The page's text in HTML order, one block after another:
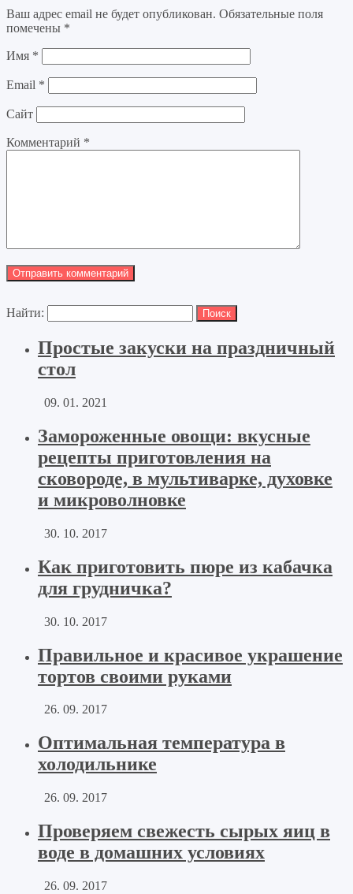
Ваш адрес email не будет опубликован. Обязательные поля
помечены *
Имя *
Email *
Сайт
Комментарий *
Найти:
Простые закуски на праздничный
стол
09. 01. 2021
Замороженные овощи: вкусные
рецепты приготовления на
сковороде, в мультиварке, духовке
и микроволновке
30. 10. 2017
Как приготовить пюре из кабачка
для грудничка?
30. 10. 2017
Правильное и красивое украшение
тортов своими руками
26. 09. 2017
Оптимальная температура в
холодильнике
26. 09. 2017
Проверяем свежесть сырых яиц в
воде в домашних условиях
26. 09. 2017